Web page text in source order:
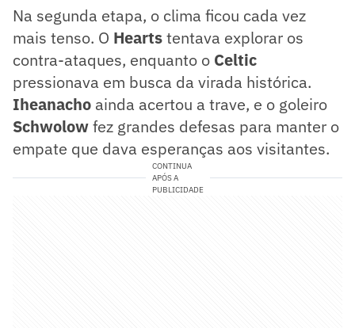
Na segunda etapa, o clima ficou cada vez
mais tenso. O Heartstentava explorar os
contra-ataques, enquanto o Celtic
pressionava em busca da virada histórica.
Iheanacho ainda acertou a trave, e o goleiro
Schwolowfez grandes defesas para manter o
empate que dava esperanças aos visitantes.
CONTINUA
APÓS A
PUBLICIDADE